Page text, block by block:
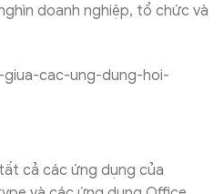
doanh nghiệp, tổ chức và
cả các ứng dụng của